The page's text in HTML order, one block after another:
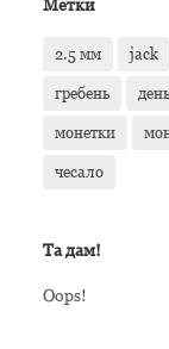
Метки
2.5 мм jack
гребень
монетки
чесало
Та дам!
Oops!